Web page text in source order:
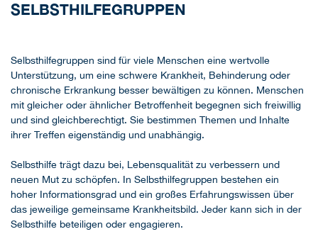
SELBSTHILFEGRUPPEN
Selbsthilfegruppen sind für viele Menschen eine wertvolle
Unterstützung, um eine schwere Krankheit, Behinderung oder
chronische Erkrankung besser bewältigen zu können. Menschen
mit gleicher oder ähnlicher Betroffenheit begegnen sich freiwillig
und sind gleichberechtigt. Sie bestimmen Themen und Inhalte
ihrer Treffen eigenständig und unabhängig.
Selbsthilfe trägt dazu bei, Lebensqualität zu verbessern und
neuen Mut zu schöpfen. In Selbsthilfegruppen bestehen ein
hoher Informationsgrad und ein großes Erfahrungswissen über
das jeweilige gemeinsame Krankheitsbild. Jeder kann sich in der
Selbsthilfe beteiligen oder engagieren.